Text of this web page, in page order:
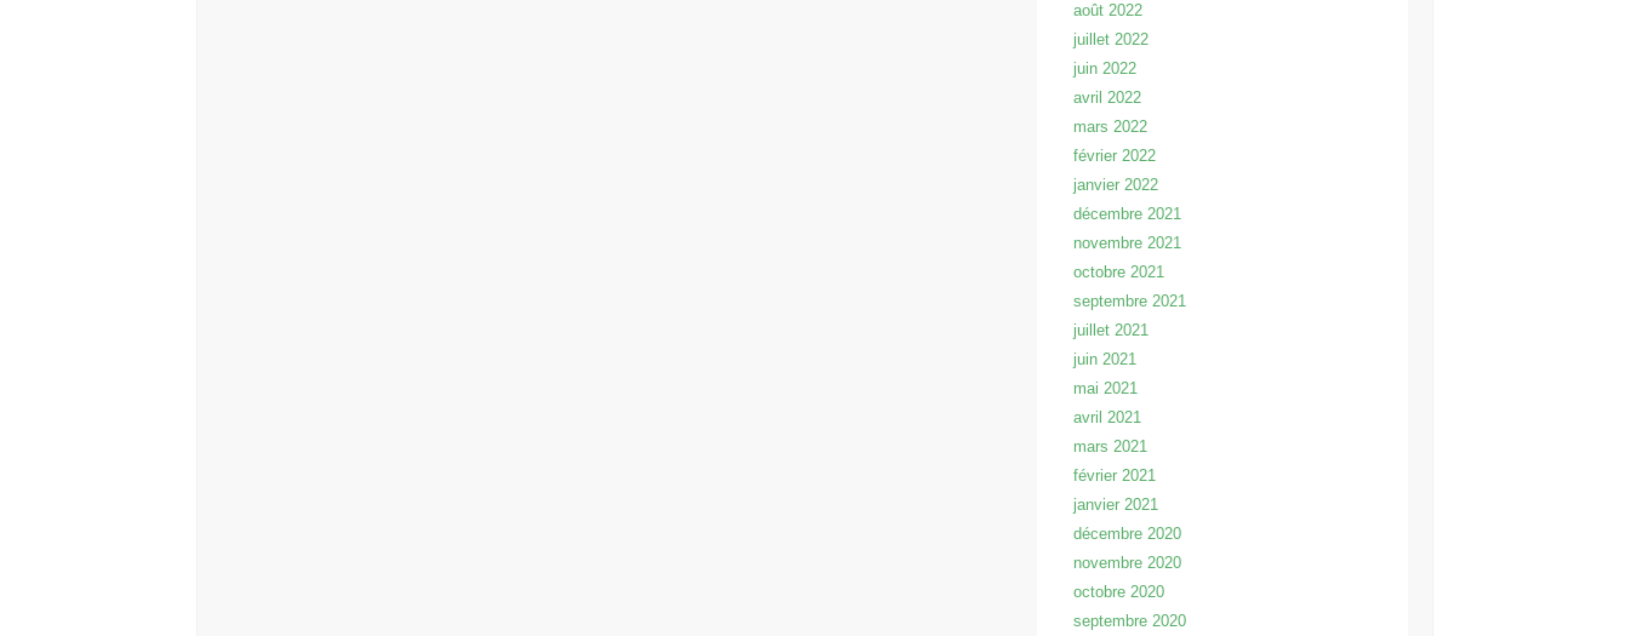
août 2022
juillet 2022
juin 2022
avril 2022
mars 2022
février 2022
janvier 2022
décembre 2021
novembre 2021
octobre 2021
septembre 2021
juillet 2021
juin 2021
mai 2021
avril 2021
mars 2021
février 2021
janvier 2021
décembre 2020
novembre 2020
octobre 2020
septembre 2020